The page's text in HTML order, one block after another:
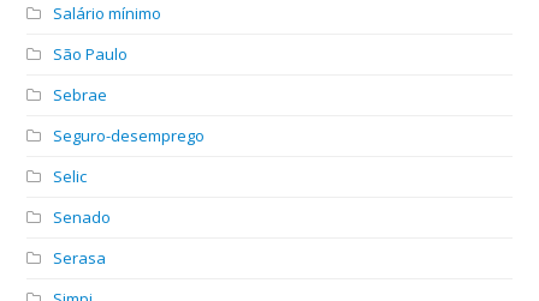
Salário mínimo
São Paulo
Sebrae
Seguro-desemprego
Selic
Senado
Serasa